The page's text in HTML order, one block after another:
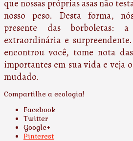
que nossas próprias asas não
nosso peso. Desta forma,
presente das borboletas:
extraordinária e
encontrou você, tome nota
importantes em sua vida e veja
mudado.
Compartilhe a ecologia!
Facebook
Twitter
Google+
Pinterest